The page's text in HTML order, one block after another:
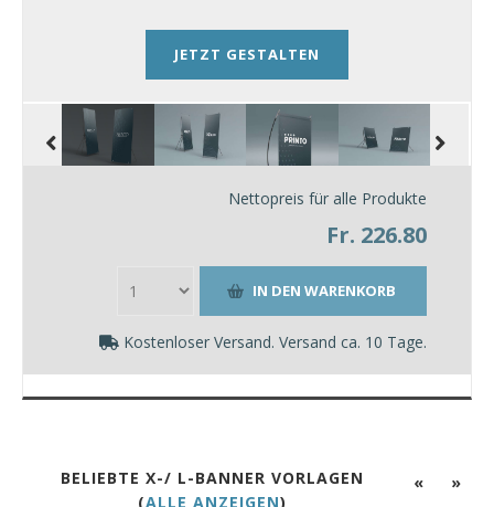
JETZT GESTALTEN
Nettopreis für alle Produkte
Fr. 226.80
Kostenloser Versand. Versand ca. 10 Tage.
« »
BELIEBTE X-/ L-BANNER VORLAGEN
(ALLE ANZEIGEN)